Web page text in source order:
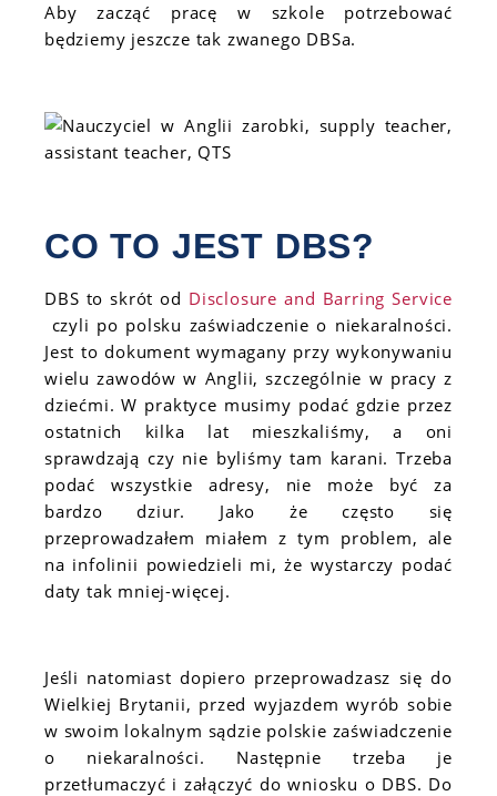
Aby zacząć pracę w szkole potrzebować
będziemy jeszcze tak zwanego DBSa.
CO TO JEST DBS?
DBS to skrót od Disclosure and Barring Service
czyli po polsku zaświadczenie o niekaralności.
Jest to dokument wymagany przy wykonywaniu
wielu zawodów w Anglii, szczególnie w pracy z
dziećmi. W praktyce musimy podać gdzie przez
ostatnich kilka lat mieszkaliśmy, a oni
sprawdzają czy nie byliśmy tam karani. Trzeba
podać wszystkie adresy, nie może być za
bardzo dziur. Jako że często się
przeprowadzałem miałem z tym problem, ale
na infolinii powiedzieli mi, że wystarczy podać
daty tak mniej-więcej.
Jeśli natomiast dopiero przeprowadzasz się do
Wielkiej Brytanii, przed wyjazdem wyrób sobie
w swoim lokalnym sądzie polskie zaświadczenie
o niekaralności. Następnie trzeba je
przetłumaczyć i załączyć do wniosku o DBS. Do